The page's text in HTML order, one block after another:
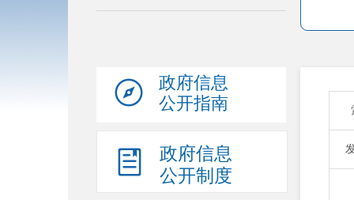
政府信息
公开指南
政府信息
公开制度